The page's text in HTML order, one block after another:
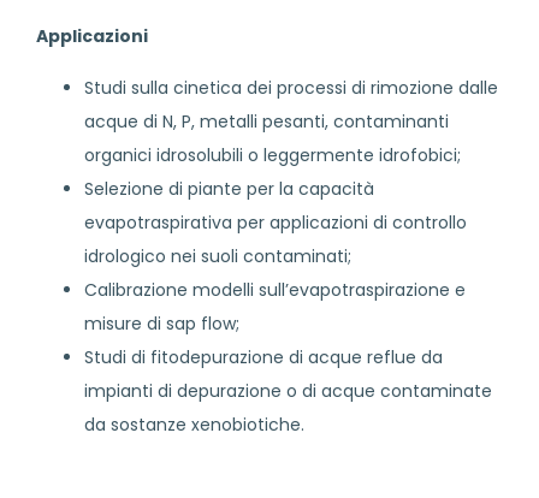
Applicazioni
Studi sulla cinetica dei processi di rimozione dalle
acque di N, P, metalli pesanti, contaminanti
organici idrosolubili o leggermente idrofobici;
Selezione di piante per la capacità
evapotraspirativa per applicazioni di controllo
idrologico nei suoli contaminati;
Calibrazione modelli sull’evapotraspirazione e
misure di sap flow;
Studi di fitodepurazione di acque reflue da
impianti di depurazione o di acque contaminate
da sostanze xenobiotiche.